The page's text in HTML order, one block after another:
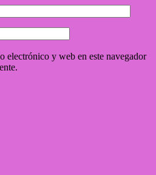
electrónico y web en este navegador